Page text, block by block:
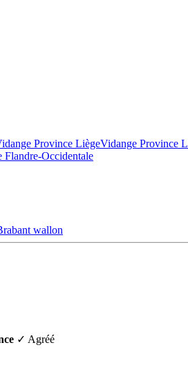
Province LiègeVidange Province
Flandre-Occidentale
wallon
✓ Agréé